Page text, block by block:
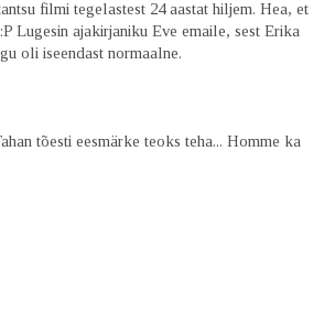
filmi tegelastest 24 aastat hiljem. Hea, et
Lugesin ajakirjaniku Eve emaile, sest Erika
oli iseendast normaalne.
tõesti eesmärke teoks teha... Homme ka